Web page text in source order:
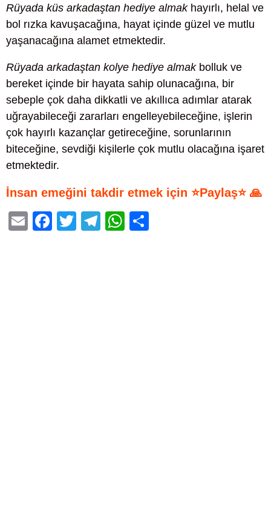
Rüyada küs arkadaştan hediye almakhayırlı, helal ve
bol rızka kavuşacağına, hayat içinde güzel ve mutlu
yaşanacağına alamet etmektedir.
Rüyada arkadaştan kolye hediye almakbolluk ve
bereket içinde bir hayata sahip olunacağına, bir
sebeple çok daha dikkatli ve akıllıca adımlar atarak
uğrayabileceği zararları engelleyebileceğine, işlerin
çok hayırlı kazançlar getireceğine, sorunlarının
biteceğine, sevdiği kişilerle çok mutlu olacağına işaret
etmektedir.
İnsan emeğini takdir etmek için ⭐Paylaş⭐ 🙏
E
F
T
T
W